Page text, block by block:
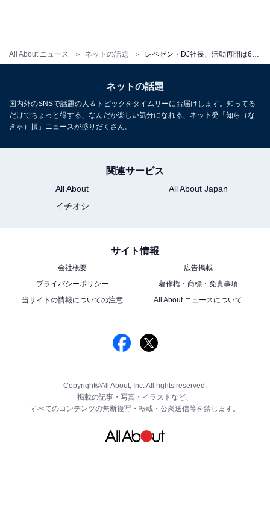
All About ニュース ネットの話題
ネットの話題
国内外のSNSで話題の人＆トピックをタイムリーにお届けします。知ってる
だけでちょっと得する、なんだか楽しい気分になれる、ネット発「知ら（な
きゃ）損」ニュースが盛りだくさん。
関連サービス
All About
All About Japan
イチオシ
サイト情報
会社概要
広告掲載
プライバシーポリシー
著作権・商標・免責事項
当サイトの情報についての注意
All About ニュースについて
Copyright©All About, Inc. All rights reserved.
掲載の記事・写真・イラストなど、
すべてのコンテンツの無断複写・転載・公衆送信等を禁じます。